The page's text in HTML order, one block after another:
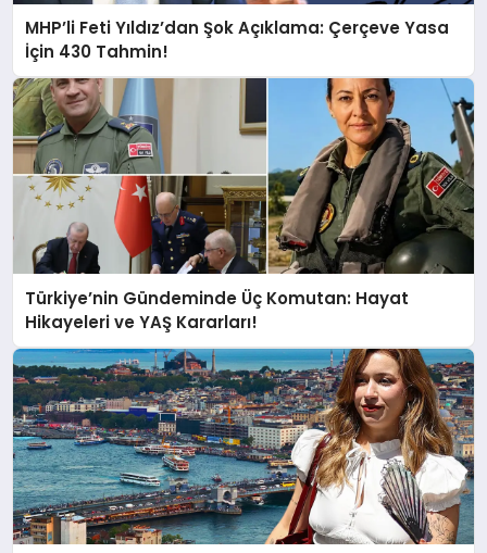
MHP’li Feti Yıldız’dan Şok Açıklama: Çerçeve Yasa
İçin 430 Tahmin!
Türkiye’nin Gündeminde Üç Komutan: Hayat
Hikayeleri ve YAŞ Kararları!